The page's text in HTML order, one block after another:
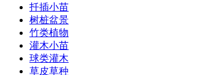
扦插小苗
树桩盆景
竹类植物
灌木小苗
球类灌木
草皮草种